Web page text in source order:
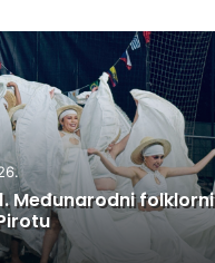
Međunarodni folklorni